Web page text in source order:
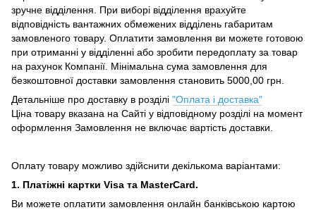
зручне відділення.
При виборі відділення врахуйте
відповідність вантажних обмежених відділень габаритам
замовленого товару. Оплатити замовлення ви можете готовою
при отриманні у відділенні або зробити передоплату за товар
на рахунок Компанії. Мінімальна сума замовлення для
безкоштовної доставки замовлення становить 5000,00 грн.
Детальніше про доставку в розділі "Оплата і доставка"
Ціна товару вказана на Сайті у відповідному розділі на момент
оформлення Замовлення не включає вартість доставки.
Оплату товару можливо здійснити декількома варіантами:
1. Платіжні картки Visa та MasterCard.
Ви можете оплатити замовлення онлайн банківською картою